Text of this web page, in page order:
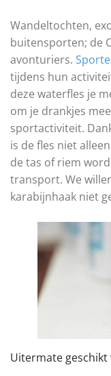
Wandeltochten,
buitensporten; de
avonturiers.
tijdens hun
deze waterfles je
om je drankjes
sportactiviteit.
is de fles niet
de tas of riem
transport. We
karabijnhaak niet
Uitermate